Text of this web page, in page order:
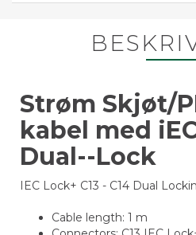
Strøm Skjøt/
kabel med
Dual--Lock
IEC Lock+ C13 - C14 Dual
Cable length: 1 m